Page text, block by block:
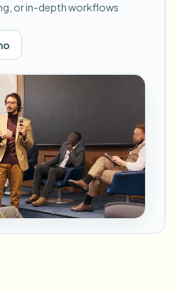
隐私
or in-depth workflows